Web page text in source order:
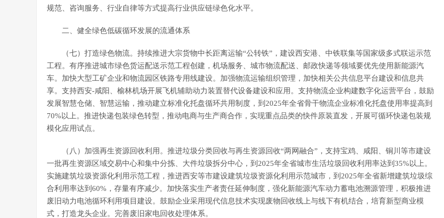
规范、咨询服务、行业自律等方式提高行业供应链绿色化水平。
二、健全绿色低碳循环发展的流通体系
（七）打造绿色物流。持续推进大宗货物中长距离运输“公转铁”，建设西安港、中铁联集等国家级多式联运示范
工程。有序推进城市绿色货运配送示范工程创建，机场服务、城市物流配送、邮政快递等领域要优先使用新能源汽
车。加快大型工矿企业和物流园区铁路专用线建设。加强物流运输组织管理，加快相关公共信息平台建设和信息共
享。支持西安-咸阳、榆林机场开展飞机辅助动力装置替代设备建设和应用。支持物流企业构建数字化运营平台，鼓励
发展智慧仓储、智慧运输，推动建立标准化托盘循环共用制度，到2025年全省骨干物流企业标准化托盘使用率提高到
70%以上。推进快递包装绿色转型，推动电商与生产商合作，实现重点品类的快件原装直发，开展可循环快递包装规
模化应用试点。
（八）加强再生资源回收利用。推进垃圾分类回收与再生资源回收“两网融合”，支持宝鸡、咸阳、铜川等市建设
一批再生资源区域交易中心和集中分拣、大件垃圾拆分中心，到2025年全省城市生活垃圾回收利用率达到35%以上。
实施建筑垃圾资源化利用示范工程，推进西安等市建设建筑垃圾资源化利用示范城市，到2025年全省新增建筑垃圾综
合利用率达到60%，存量有序减少。加快落实生产者责任延伸制度，强化新能源汽车动力蓄电池溯源管理，积极推进
废旧动力电池循环利用项目建设。鼓励企业采用现代信息技术实现废物回收线上与线下有机结合，培育新型商业模
式，打造龙头企业。完善废旧家电回收处理体系。